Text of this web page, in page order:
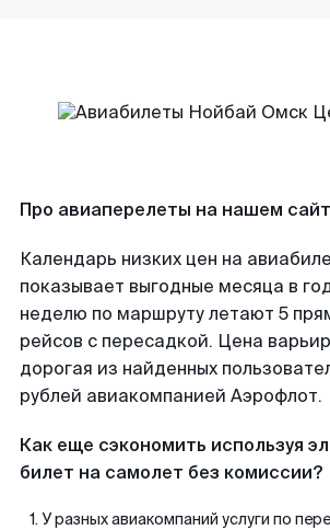
Про авиаперелеты на нашем
Календарь низких цен на
показывает выгодные месяца в
неделю по маршруту летают 5
рейсов с пересадкой. Цена
дорогая из найденных
рублей авиакомпанией Аэрофлот.
Как еще сэкономить используя
билет на самолет без комиссии?
У разных авиакомпаний услуги по